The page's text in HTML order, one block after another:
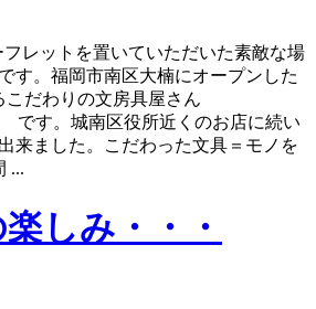
レットを置いていただいた素敵な場
す。福岡市南区大楠にオープンした
こだわりの文房具屋さん
です。城南区役所近くのお店に続い
来ました。こだわった文具＝モノを
...
しみ・・・